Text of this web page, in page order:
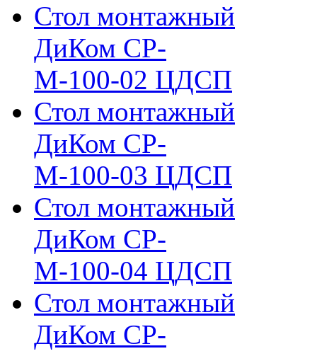
Стол монтажный
ДиКом СР-
М-100-02 ЦДСП
Стол монтажный
ДиКом СР-
М-100-03 ЦДСП
Стол монтажный
ДиКом СР-
М-100-04 ЦДСП
Стол монтажный
ДиКом СР-